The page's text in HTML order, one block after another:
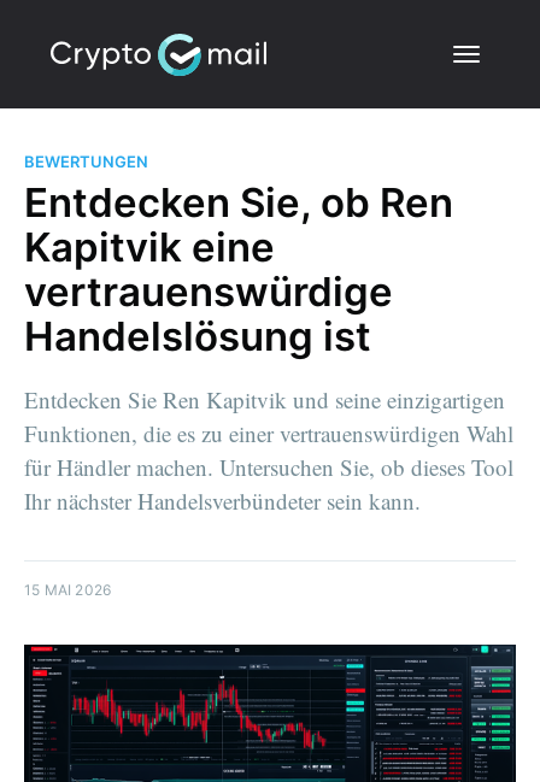
BEWERTUNGEN
Entdecken Sie, ob Ren
Kapitvik eine
vertrauenswürdige
Handelslösung ist
Entdecken Sie Ren Kapitvik und seine einzigartigen
Funktionen, die es zu einer vertrauenswürdigen Wahl
für Händler machen. Untersuchen Sie, ob dieses Tool
Ihr nächster Handelsverbündeter sein kann.
15 MAI 2026